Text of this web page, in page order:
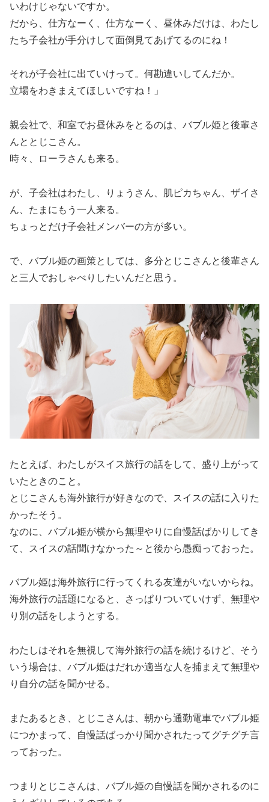
いわけじゃないですか。
だから、仕方なーく、仕方なーく、昼休みだけは、わたし
たち子会社が手分けして面倒見てあげてるのにね！
それが子会社に出ていけって。何勘違いしてんだか。
立場をわきまえてほしいですね！」
親会社で、和室でお昼休みをとるのは、バブル姫と後輩さ
んととじこさん。
時々、ローラさんも来る。
が、子会社はわたし、りょうさん、肌ピカちゃん、ザイさ
ん、たまにもう一人来る。
ちょっとだけ子会社メンバーの方が多い。
で、バブル姫の画策としては、多分とじこさんと後輩さん
と三人でおしゃべりしたいんだと思う。
たとえば、わたしがスイス旅行の話をして、盛り上がって
いたときのこと。
とじこさんも海外旅行が好きなので、スイスの話に入りた
かったそう。
なのに、バブル姫が横から無理やりに自慢話ばかりしてき
て、スイスの話聞けなかった～と後から愚痴っておった。
バブル姫は海外旅行に行ってくれる友達がいないからね。
海外旅行の話題になると、さっぱりついていけず、無理や
り別の話をしようとする。
わたしはそれを無視して海外旅行の話を続けるけど、そう
いう場合は、バブル姫はだれか適当な人を捕まえて無理や
り自分の話を聞かせる。
またあるとき、とじこさんは、朝から通勤電車でバブル姫
につかまって、自慢話ばっかり聞かされたってグチグチ言
っておった。
つまりとじこさんは、バブル姫の自慢話を聞かされるのに